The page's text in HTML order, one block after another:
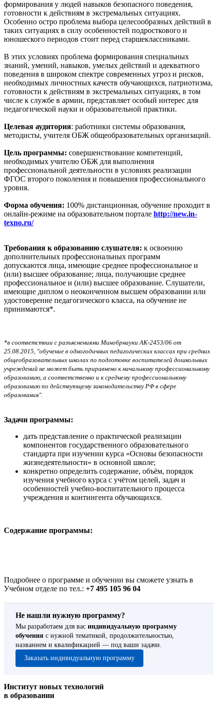
формирования у людей навыков безопасного поведения,
готовности к действиям в экстремальных ситуациях.
Особенно остро проблема выбора целесообразных действий в
таких ситуациях в силу особенностей подросткового и
юношеского периодов стоит перед старшеклассниками.
В этих условиях проблема формирования специальных
знаний, умений, навыков, умелых действий и адекватного
поведения в широком спектре современных угроз и рисков,
необходимых личностных качеств обучающихся, патриотизма,
готовности к действиям в экстремальных ситуациях, в том
числе к службе в армии, представляет особый интерес для
педагогической науки и образовательной практики.
Целевая аудитория: работники системы образования,
методисты, учителя ОБЖ общеобразовательных организаций.
Цель программы: совершенствование компетенций,
необходимых учителю ОБЖ для выполнения
профессиональной деятельности в условиях реализации
ФГОС второго поколения и повышения профессионального
уровня.
Форма обучения: 100% дистанционная, обучение проходит в
онлайн-режиме на образовательном портале http://new.in-
texno.ru/
Требования к образованию слушателя: к освоению
дополнительных профессиональных программ
допускаются лица, имеющие среднее профессиональное и
(или) высшее образование; лица, получающие среднее
профессиональное и (или) высшее образование. Слушатели,
имеющие диплом о неоконченном высшем образовании или
удостоверение педагогического класса, на обучение не
принимаются*.
*в соответствии с разъяснениями Минобрнауки АК-2453/06 от
25.08.2015, "обучение в одногодичных педагогических классах при средних
общеобразовательных школах по подготовке воспитателей дошкольных
учреждений не может быть приравнено к начальному профессиональному
образованию, а соответственно и к среднему профессиональному
образованию по действующему законодательству РФ в сфере
образования".
Задачи программы:
дать представление о практической реализации
компонентов государственного образовательного
стандарта при изучении курса «Основы безопасности
жизнедеятельности» в основной школе;
конкретно определить содержание, объём, порядок
изучения учебного курса с учётом целей, задач и
особенностей учебно-воспитательного процесса
учреждения и контингента обучающихся.
Содержание программы:
Подробнее о программе и обучении вы сможете узнать в
Учебном отделе по тел.: +7 495 105 96 04
Не нашли нужную программу?
Мы разработаем для вас индивидуальную программу
обучения с нужной тематикой, продолжительностью,
названием и квалификацией — под ваши задачи.
Заказать индивидуальную программу
Институт новых технологий
в образовании